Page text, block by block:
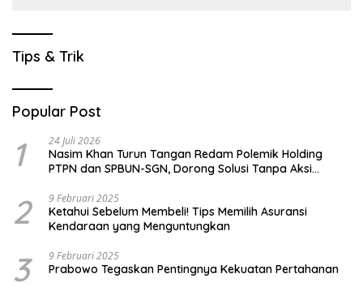
Tips & Trik
Popular Post
1 24 Juli 2026
Nasim Khan Turun Tangan Redam Polemik Holding
PTPN dan SPBUN-SGN, Dorong Solusi Tanpa Aksi
2 9 Februari 2025
Ketahui Sebelum Membeli! Tips Memilih Asuransi
Kendaraan yang Menguntungkan
3 9 Februari 2025
Prabowo Tegaskan Pentingnya Kekuatan Pertahanan